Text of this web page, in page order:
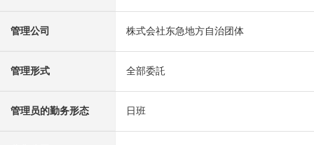
管理公司 株式会社东急地方自治团体
管理形式 全部委託
管理员的勤务形态 日班